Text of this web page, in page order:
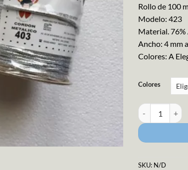
Rollo de 100
Modelo: 423
Material.
Ancho: 4 mm
Colores: A
Colores
Cordón
SKU: N/D